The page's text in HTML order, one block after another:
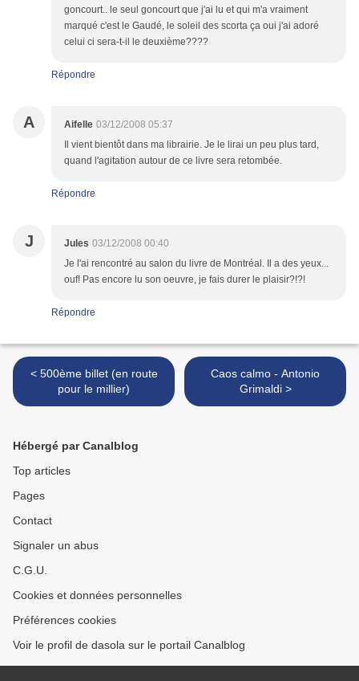
goncourt.. le seul goncourt que j'ai lu et qui m'a vraiment
marqué c'est le Gaudé, le soleil des scorta ça oui j'ai adoré
celui ci sera-t-il le deuxième????
Répondre
A Aifelle 03/12/2008 05:37
Il vient bientôt dans ma librairie. Je le lirai un peu plus tard,
quand l'agitation autour de ce livre sera retombée.
Répondre
J Jules 03/12/2008 00:40
Je l'ai rencontré au salon du livre de Montréal. Il a des yeux...
ouf! Pas encore lu son oeuvre, je fais durer le plaisir?!?!
Répondre
< 500ème billet (en route
pour le millier)
Caos calmo - Antonio
Grimaldi >
Hébergé par Canalblog
Top articles
Pages
Contact
Signaler un abus
C.G.U.
Cookies et données personnelles
Préférences cookies
Voir le profil de dasola sur le portail Canalblog